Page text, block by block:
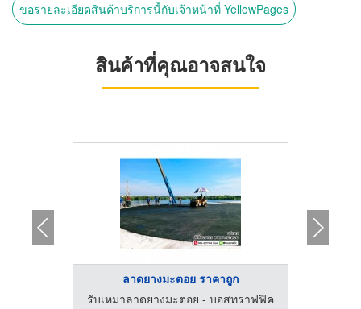
ขอรายละเอียดสินค้าบริการนี้กับเจ้าหน้าที่ YellowPages
สินค้าที่คุณอาจสนใจ
ลาดยางมะตอย ราคาถูก
รับเหมาลาดยางมะตอย - บอสทราฟฟิค